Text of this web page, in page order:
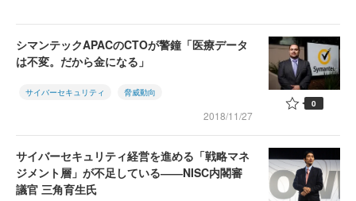
シマンテックAPACのCTOが警鐘「医療データ
は不変。だから金になる」
サイバーセキュリティ 脅威動向
2018/11/27
0
サイバーセキュリティ経営を進める「戦略マネ
ジメント層」が不足している――NISC内閣審
議官 三角育生氏